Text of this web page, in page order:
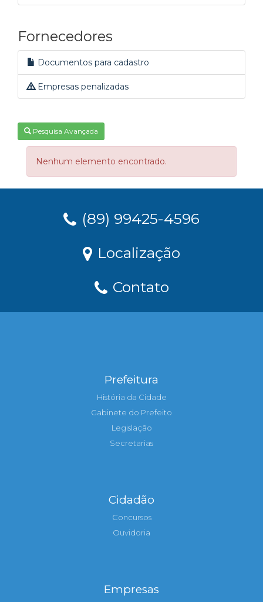
Fornecedores
Documentos para cadastro
Empresas penalizadas
Pesquisa Avançada
Nenhum elemento encontrado.
(89) 99425-4596
Localização
Contato
Prefeitura
História da Cidade
Gabinete do Prefeito
Legislação
Secretarias
Cidadão
Concursos
Ouvidoria
Empresas